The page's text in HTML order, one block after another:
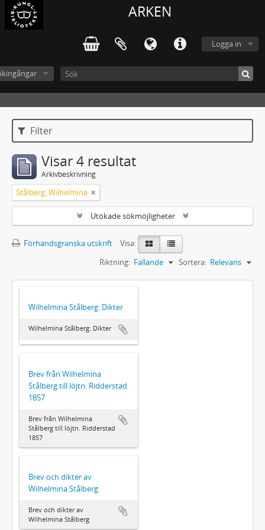
ARKEN
Logga in
Filter
Visar 4 resultat
Arkivbeskrivning
Stålberg, Wilhelmina
Utökade sökmöjligheter
Förhandsgranska utskrift
Visa:
Sortera: Relevans
Riktning: Fallande
Wilhelmina Stålberg: Dikter
Wilhelmina Stålberg: Dikter
Brev från Wilhelmina
Stålberg till löjtn. Ridderstad
1857
Brev från Wilhelmina
Stålberg till löjtn. Ridderstad
1857
Brev och dikter av
Wilhelmina Stålberg
Brev och dikter av
Wilhelmina Stålberg